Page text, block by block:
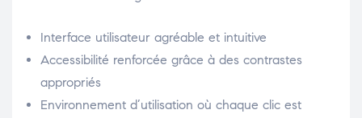
Interface utilisateur agréable et intuitive
Accessibilité renforcée grâce à des contrastes
appropriés
Environnement d’utilisation où chaque clic est